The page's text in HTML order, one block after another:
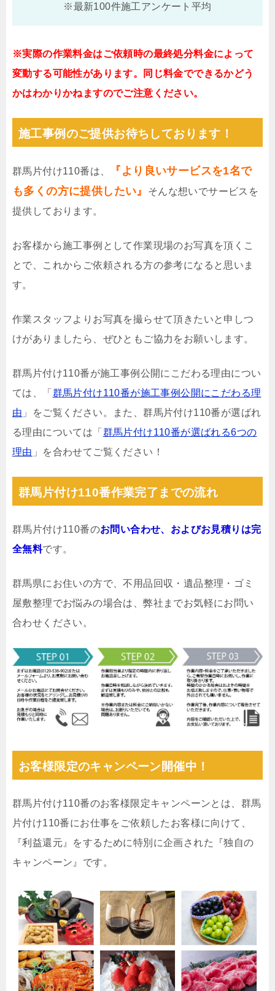
※最新100件施工アンケート平均
※実際の作業料金はご依頼時の最終処分料金によって
変動する可能性があります。同じ料金でできるかどう
かはわかりかねますのでご注意ください。
施工事例のご提供お待ちしております！
群馬片付け110番は、
『より良いサービスを1名で
も多くの方に提供したい』
そんな想いでサービスを
提供しております。
お客様から施工事例として作業現場のお写真を頂くこ
とで、これからご依頼される方の参考になると思いま
す。
作業スタッフよりお写真を撮らせて頂きたいと申しつ
けがありましたら、ぜひともご協力をお願いします。
群馬片付け110番が施工事例公開にこだわる理由につい
ては、「 群馬片付け110番が施工事例公開にこだわる理
由 」をご覧ください。また、群馬片付け110番が選ばれ
る理由については「 群馬片付け110番が選ばれる6つの
理由 」を合わせてご覧ください！
群馬片付け110番作業完了までの流れ
群馬片付け110番のお問い合わせ、およびお見積りは完
全無料です。
群馬県にお住いの方で、不用品回収・遺品整理・ゴミ
屋敷整理でお悩みの場合は、弊社までお気軽にお問い
合わせください。
お客様限定のキャンペーン開催中！
群馬片付け110番のお客様限定キャンペーンとは、群馬
片付け110番にお仕事をご依頼したお客様に向けて、
『利益還元』をするために特別に企画された『独自の
キャンペーン』です。